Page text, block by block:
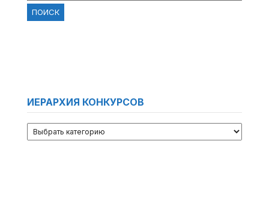
ИЕРАРХИЯ КОНКУРСОВ